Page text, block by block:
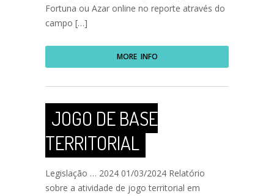
Fortuna ou Azar online no reporte através do
campo […]
MORE INFO
JOGO DE BASE
TERRITORIAL
Legislação … 2024 01/03/2024 Relatório
sobre a atividade de jogo territorial em